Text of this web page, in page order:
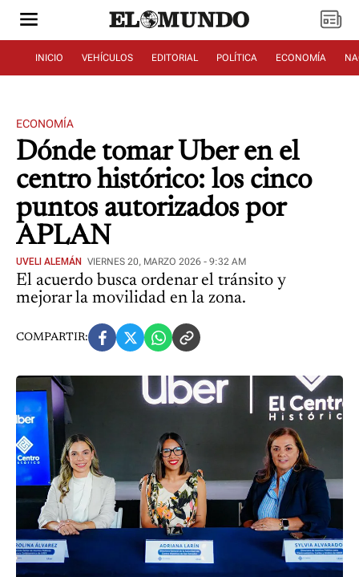
INICIO VEHÍCULOS EDITORIAL POLÍTICA ECONOMÍA
ECONOMÍA
Dónde tomar Uber en el
centro histórico: los cinco
puntos autorizados por
APLAN
UVELI ALEMÁN VIERNES 20, MARZO 2026 - 9:32 AM
El acuerdo busca ordenar el tránsito y
mejorar la movilidad en la zona.
COMPARTIR: